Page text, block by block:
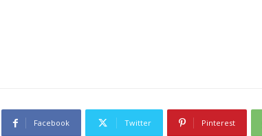
Facebook Twitter Pinterest